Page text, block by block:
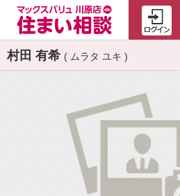
村田 有希 ( ムラタ ユキ )